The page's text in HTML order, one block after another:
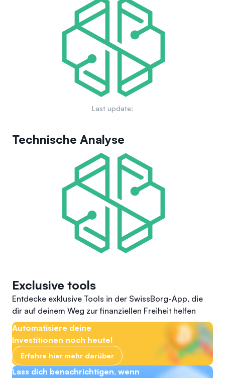
Ansatz für Entwicklung und Management ermöglicht.
und Benutzererfahrung dezentraler Anwendungen zu
verbessern. Durch die Förderung eines dezentralen
Ökosystems zielt Wormhole darauf ab, eine breitere Palette
von Anwendungen und Dienstleistungen über verschiedene
Blockchains hinweg zu unterstützen.
Last update:
Technische Analyse
Exclusive tools
Entdecke exklusive Tools in der SwissBorg-App, die
dir auf deinem Weg zur finanziellen Freiheit helfen
Automatisiere deine
Investitionen noch heute!
Erfahre hier mehr darüber
Lass dich benachrichtigen, wenn